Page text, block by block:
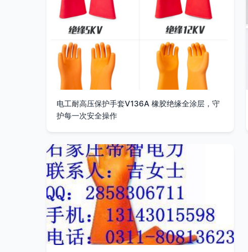
电工耐高压保护手套V136A 橡胶绝缘全涂层，守
护每一次安全操作